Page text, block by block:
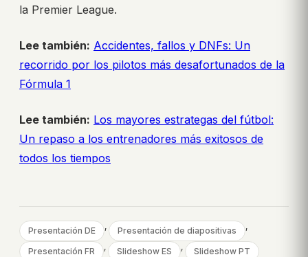
la Premier League.
Lee también: Accidentes, fallos y DNFs: Un
recorrido por los pilotos más desafortunados de la
Fórmula 1
Lee también: Los mayores estrategas del fútbol:
Un repaso a los entrenadores más exitosos de
todos los tiempos
Presentación DE , Presentación de diapositivas ,
Presentación FR , Slideshow ES , Slideshow PT